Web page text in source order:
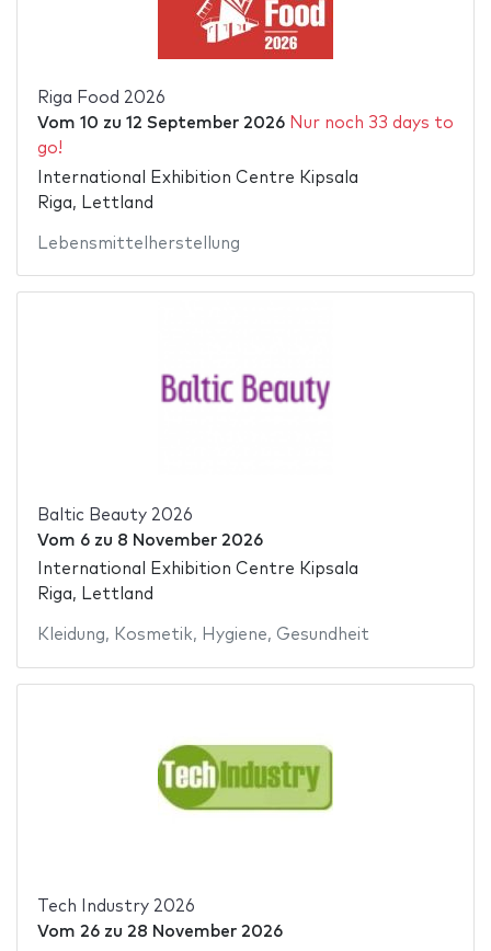
Riga Food 2026
Vom 10 zu 12 September 2026 Nur noch 33 days to
go!
International Exhibition Centre Kipsala
Riga, Lettland
Lebensmittelherstellung
Baltic Beauty 2026
Vom 6zu 8 November 2026
International Exhibition Centre Kipsala
Riga, Lettland
Kleidung, Kosmetik, Hygiene, Gesundheit
Tech Industry 2026
Vom 26zu 28 November 2026